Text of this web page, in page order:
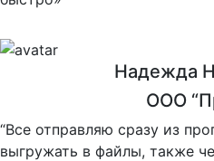
Надежда
ООО
“Все отправляю сразу из
выгружать в файлы, также